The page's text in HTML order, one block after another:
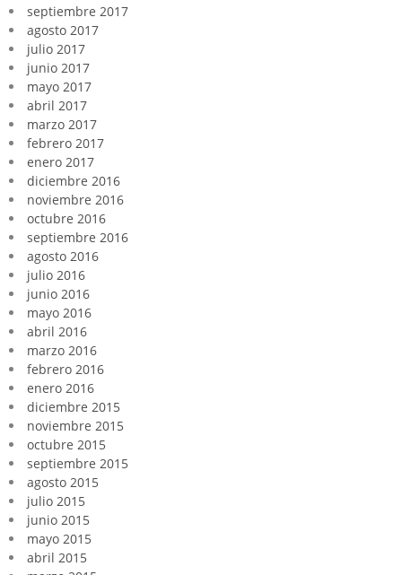
septiembre 2017
agosto 2017
julio 2017
junio 2017
mayo 2017
abril 2017
marzo 2017
febrero 2017
enero 2017
diciembre 2016
noviembre 2016
octubre 2016
septiembre 2016
agosto 2016
julio 2016
junio 2016
mayo 2016
abril 2016
marzo 2016
febrero 2016
enero 2016
diciembre 2015
noviembre 2015
octubre 2015
septiembre 2015
agosto 2015
julio 2015
junio 2015
mayo 2015
abril 2015